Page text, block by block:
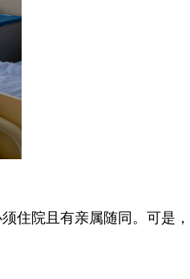
住院且有亲属随同。可是